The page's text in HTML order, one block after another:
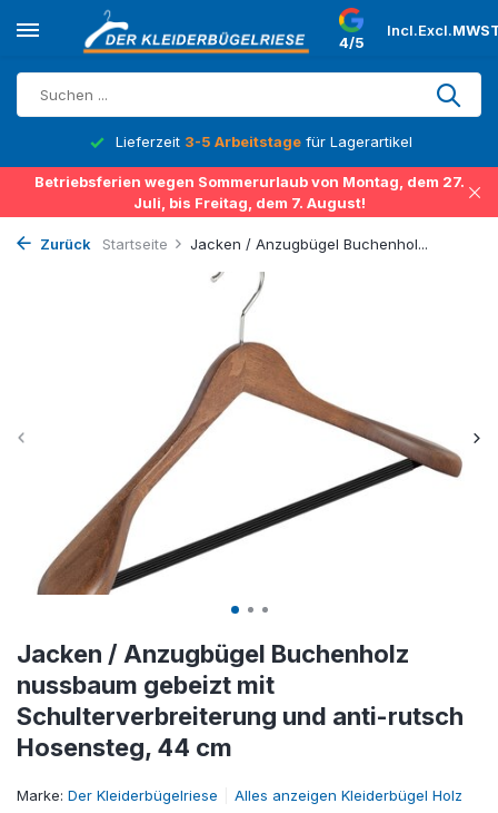
4/5
Incl.Excl.
Lieferzeit 3-5 Arbeitstage für Lagerartikel
Betriebsferien wegen Sommerurlaub von Montag, dem 27.
Juli, bis Freitag, dem 7. August!
Zurück Startseite Jacken / Anzugbügel Buchenhol...
Jacken / Anzugbügel Buchenholz
nussbaum gebeizt mit
Schulterverbreiterung und anti-rutsch
Hosensteg, 44 cm
Marke: Der Kleiderbügelriese Alles anzeigen Kleiderbügel Holz